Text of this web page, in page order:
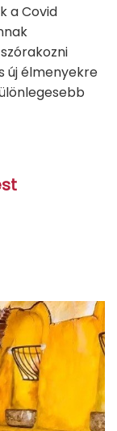
a Covid
új élmenyekre